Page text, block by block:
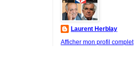
Laurent Herblay
Afficher mon profil complet